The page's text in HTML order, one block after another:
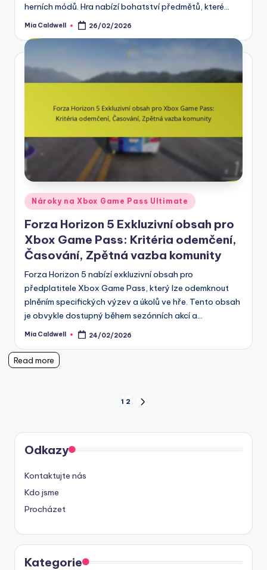
herních módů. Hra nabízí bohatství předmětů, které…
Posted
Mia Caldwell 26/02/2026
Posted
in
Nároky na Xbox Game Pass Ultimate
Forza Horizon 5 Exkluzivní obsah pro
Xbox Game Pass: Kritéria odemčení,
Časování, Zpětná vazba komunity
Forza Horizon 5 nabízí exkluzivní obsah pro
předplatitele Xbox Game Pass, který lze odemknout
plněním specifických výzev a úkolů ve hře. Tento obsah
je obvykle dostupný během sezónních akcí a…
Posted
Mia Caldwell 24/02/2026
Read more
pagination
1 2
Odkazy
Kontaktujte nás
Kdo jsme
Procházet
Kategorie